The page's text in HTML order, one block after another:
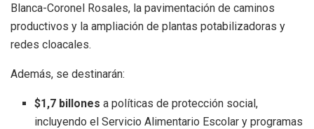
Blanca-Coronel Rosales, la pavimentación de caminos
productivos y la ampliación de plantas potabilizadoras y
redes cloacales.
Además, se destinarán:
$1,7 billones a políticas de protección social,
incluyendo el Servicio Alimentario Escolar y programas